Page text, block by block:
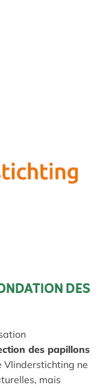
DES
des papillons
Vlinderstichting ne
mais